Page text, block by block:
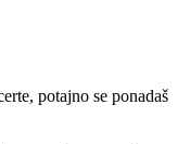
potajno se ponadaš